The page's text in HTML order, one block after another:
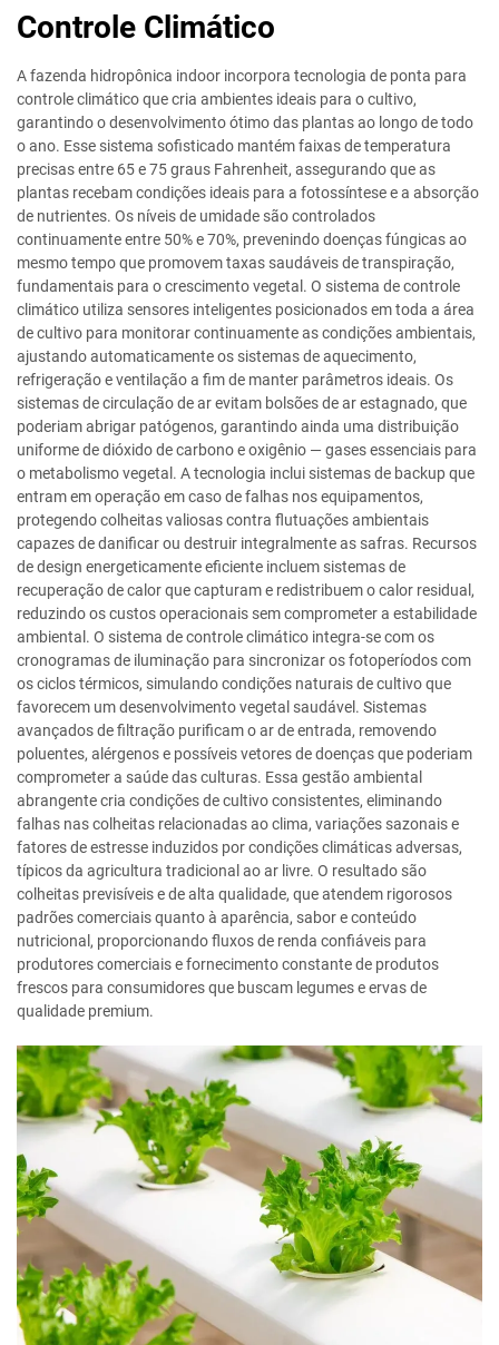
Controle Climático
A fazenda hidropônica indoor incorpora tecnologia de ponta para
controle climático que cria ambientes ideais para o cultivo,
garantindo o desenvolvimento ótimo das plantas ao longo de todo
o ano. Esse sistema sofisticado mantém faixas de temperatura
precisas entre 65 e 75 graus Fahrenheit, assegurando que as
plantas recebam condições ideais para a fotossíntese e a absorção
de nutrientes. Os níveis de umidade são controlados
continuamente entre 50% e 70%, prevenindo doenças fúngicas ao
mesmo tempo que promovem taxas saudáveis de transpiração,
fundamentais para o crescimento vegetal. O sistema de controle
climático utiliza sensores inteligentes posicionados em toda a área
de cultivo para monitorar continuamente as condições ambientais,
ajustando automaticamente os sistemas de aquecimento,
refrigeração e ventilação a fim de manter parâmetros ideais. Os
sistemas de circulação de ar evitam bolsões de ar estagnado, que
poderiam abrigar patógenos, garantindo ainda uma distribuição
uniforme de dióxido de carbono e oxigênio — gases essenciais para
o metabolismo vegetal. A tecnologia inclui sistemas de backup que
entram em operação em caso de falhas nos equipamentos,
protegendo colheitas valiosas contra flutuações ambientais
capazes de danificar ou destruir integralmente as safras. Recursos
de design energeticamente eficiente incluem sistemas de
recuperação de calor que capturam e redistribuem o calor residual,
reduzindo os custos operacionais sem comprometer a estabilidade
ambiental. O sistema de controle climático integra-se com os
cronogramas de iluminação para sincronizar os fotoperíodos com
os ciclos térmicos, simulando condições naturais de cultivo que
favorecem um desenvolvimento vegetal saudável. Sistemas
avançados de filtração purificam o ar de entrada, removendo
poluentes, alérgenos e possíveis vetores de doenças que poderiam
comprometer a saúde das culturas. Essa gestão ambiental
abrangente cria condições de cultivo consistentes, eliminando
falhas nas colheitas relacionadas ao clima, variações sazonais e
fatores de estresse induzidos por condições climáticas adversas,
típicos da agricultura tradicional ao ar livre. O resultado são
colheitas previsíveis e de alta qualidade, que atendem rigorosos
padrões comerciais quanto à aparência, sabor e conteúdo
nutricional, proporcionando fluxos de renda confiáveis para
produtores comerciais e fornecimento constante de produtos
frescos para consumidores que buscam legumes e ervas de
qualidade premium.